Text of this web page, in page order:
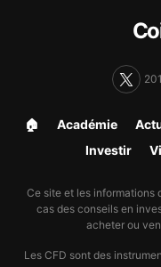
🏠︎ Académie
Investir
Ce site et les informations
cas des conseils en
acheter ou
Les CFD sont des